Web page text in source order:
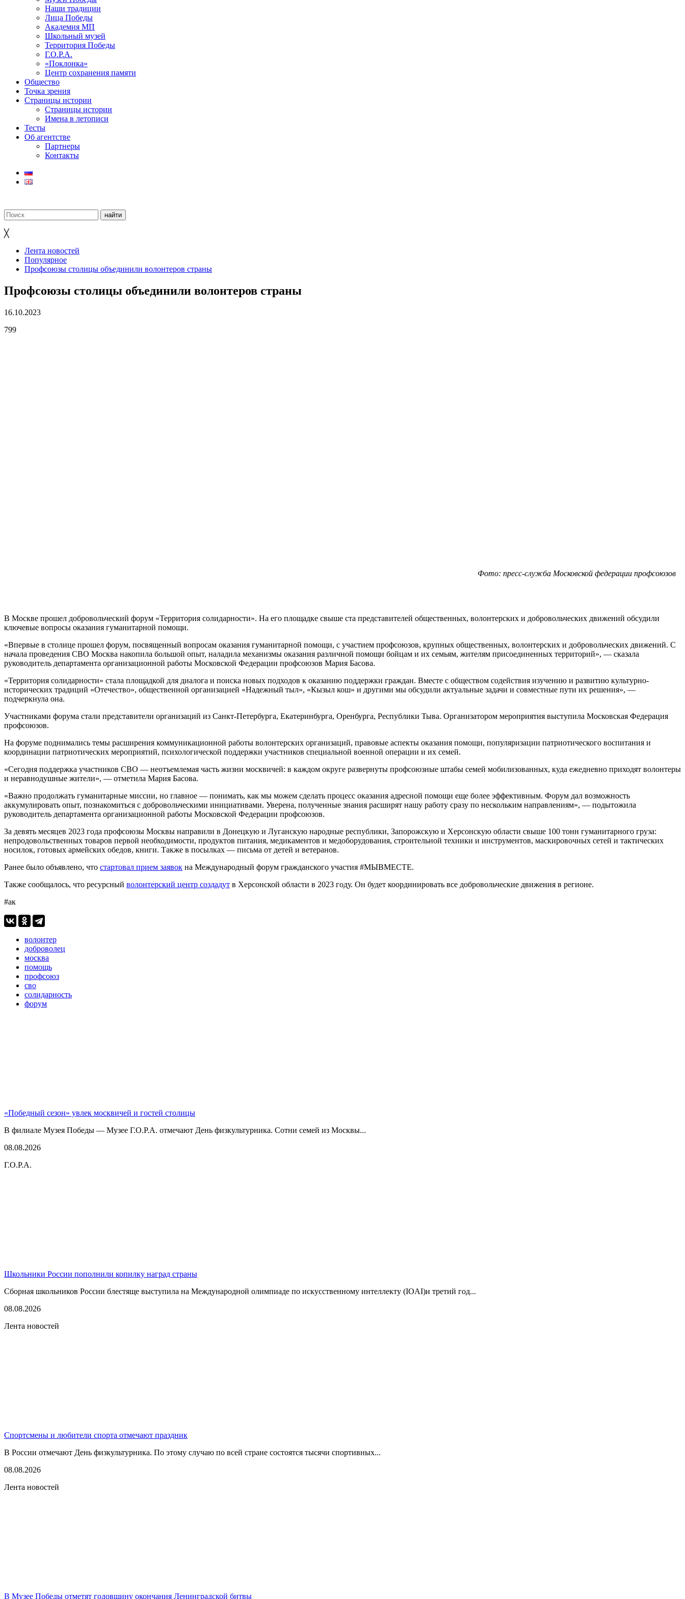
Наши традиции
Лица Победы
Академия МП
Школьный музей
Территория Победы
Г.О.Р.А.
«Поклонка»
Центр сохранения памяти
Общество
Точка зрения
Страницы истории
Страницы истории
Имена в летописи
Тесты
Об агентстве
Партнеры
Контакты
╳
Лента новостей
Популярное
Профсоюзы столицы объединили волонтеров страны
Профсоюзы столицы объединили волонтеров страны
16.10.2023
799
Фото: пресс-служба Московской федерации профсоюзов
В Москве прошел добровольческий форум «Территория солидарности». На его площадке свыше ста представителей общественных, волонтерских и добровольческих движений обсудили
ключевые вопросы оказания гуманитарной помощи.
«Впервые в столице прошел форум, посвященный вопросам оказания гуманитарной помощи, с участием профсоюзов, крупных общественных, волонтерских и добровольческих движений. С
начала проведения СВО Москва накопила большой опыт, наладила механизмы оказания различной помощи бойцам и их семьям, жителям присоединенных территорий», — сказала
руководитель департамента организационной работы Московской Федерации профсоюзов Мария Басова.
«Территория солидарности» стала площадкой для диалога и поиска новых подходов к оказанию поддержки граждан. Вместе с обществом содействия изучению и развитию культурно-
исторических традиций «Отечество», общественной организацией «Надежный тыл», «Кызыл кош» и другими мы обсудили актуальные задачи и совместные пути их решения», —
подчеркнула она.
Участниками форума стали представители организаций из Санкт-Петербурга, Екатеринбурга, Оренбурга, Республики Тыва. Организатором мероприятия выступила Московская Федерация
профсоюзов.
На форуме поднимались темы расширения коммуникационной работы волонтерских организаций, правовые аспекты оказания помощи, популяризации патриотического воспитания и
координации патриотических мероприятий, психологической поддержки участников специальной военной операции и их семей.
«Сегодня поддержка участников СВО — неотъемлемая часть жизни москвичей: в каждом округе развернуты профсоюзные штабы семей мобилизованных, куда ежедневно приходят волонтеры
и неравнодушные жители», — отметила Мария Басова.
«Важно продолжать гуманитарные миссии, но главное — понимать, как мы можем сделать процесс оказания адресной помощи еще более эффективным. Форум дал возможность
аккумулировать опыт, познакомиться с добровольческими инициативами. Уверена, полученные знания расширят нашу работу сразу по нескольким направлениям», — подытожила
руководитель департамента организационной работы Московской Федерации профсоюзов.
За девять месяцев 2023 года профсоюзы Москвы направили в Донецкую и Луганскую народные республики, Запорожскую и Херсонскую области свыше 100 тонн гуманитарного груза:
непродовольственных товаров первой необходимости, продуктов питания, медикаментов и медоборудования, строительной техники и инструментов, маскировочных сетей и тактических
носилок, готовых армейских обедов, книги. Также в посылках — письма от детей и ветеранов.
Ранее было объявлено, что стартовал прием заявок на Международный форум гражданского участия #МЫВМЕСТЕ.
Также сообщалось, что ресурсный волонтерский центр создадут в Херсонской области в 2023 году. Он будет координировать все добровольческие движения в регионе.
#ак
волонтер
доброволец
москва
помощь
профсоюз
сво
солидарность
форум
«Победный сезон» увлек москвичей и гостей столицы
В филиале Музея Победы — Музее Г.О.Р.А. отмечают День физкультурника. Сотни семей из Москвы...
08.08.2026
Г.О.Р.А.
Школьники России пополнили копилку наград страны
Сборная школьников России блестяще выступила на Международной олимпиаде по искусственному интеллекту (IOAI)и третий год...
08.08.2026
Лента новостей
Спортсмены и любители спорта отмечают праздник
В России отмечают День физкультурника. По этому случаю по всей стране состоятся тысячи спортивных...
08.08.2026
Лента новостей
В Музее Победы отметят годовщину окончания Ленинградской битвы